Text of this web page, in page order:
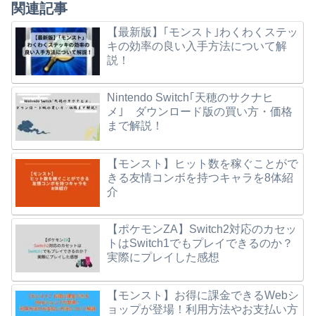
関連記事
【最新版】｢モンスト｣わくわくステッ
キの効率の良い入手方法について解
説！
Nintendo Switch｢天穂のサクナヒ
メ｣ ダウンロード版の買い方・価格
まで解説！
【モンスト】ヒット数を稼ぐことがで
きる友情コンボを持つキャラを8体紹
介
【ポケモンZA】Switch2対応のカセッ
トはSwitch1でもプレイできるのか？
実際にプレイした感想
【モンスト】お得に課金できるWebシ
ョップが登場！利用方法やお支払い方